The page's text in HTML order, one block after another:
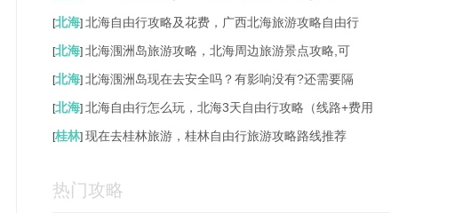
[北海] 北海自由行攻略及花费，广西北海旅游攻略自由行
[北海] 北海涠洲岛旅游攻略，北海周边旅游景点攻略,可
[北海] 北海涠洲岛现在去安全吗？有影响没有?还需要隔
[北海] 北海自由行怎么玩，北海3天自由行攻略（线路+费用
[桂林] 现在去桂林旅游，桂林自由行旅游攻略路线推荐
热门攻略